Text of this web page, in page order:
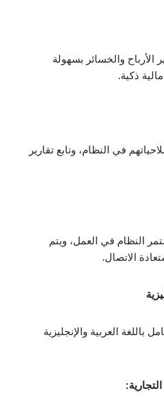
والخسائر بسهولة
ذكية.
في النظام، وتابع تقارير
النظام في العمل، ويتم
الاتصال.
باللغة العربية والإنجليزية